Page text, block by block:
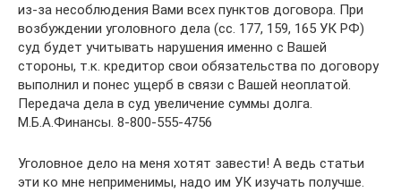
из-за несоблюдения Вами всех пунктов договора. При
возбуждении уголовного дела (сс. 177, 159, 165 УК РФ)
суд будет учитывать нарушения именно с Вашей
стороны, т.к. кредитор свои обязательства по договору
выполнил и понес ущерб в связи с Вашей неоплатой.
Передача дела в суд увеличение суммы долга.
М.Б.А.Финансы. 8-800-555-4756
Уголовное дело на меня хотят завести! А ведь статьи
эти ко мне неприменимы, надо им УК изучать получше.